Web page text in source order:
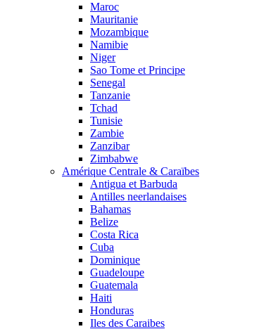
Maroc
Mauritanie
Mozambique
Namibie
Niger
Sao Tome et Principe
Senegal
Tanzanie
Tchad
Tunisie
Zambie
Zanzibar
Zimbabwe
Amérique Centrale & Caraïbes
Antigua et Barbuda
Antilles neerlandaises
Bahamas
Belize
Costa Rica
Cuba
Dominique
Guadeloupe
Guatemala
Haiti
Honduras
Iles des Caraibes